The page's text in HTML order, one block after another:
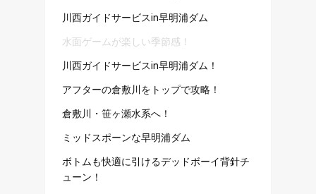
川西ガイドサービスin早明浦ダム
水面ゲームが楽しい季節感！
川西ガイドサービスin早明浦ダム！
アフターの倉敷川をトップで攻略！
倉敷川・笹ヶ瀬水系へ！
ミッドスポーンな早明浦ダム
ボトムも快適に引けるデッドボーイ背針チ
ューン！